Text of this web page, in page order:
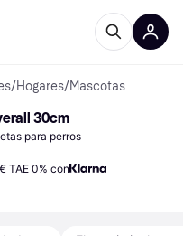
/Hogares/Mascotas
30cm
para perros
TAE 0% con